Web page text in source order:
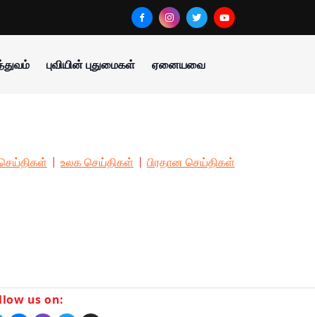
புவியின் புதுமைகள் ஏனையவை
உலக செய்திகள் பிரதான செய்திகள்
us on: